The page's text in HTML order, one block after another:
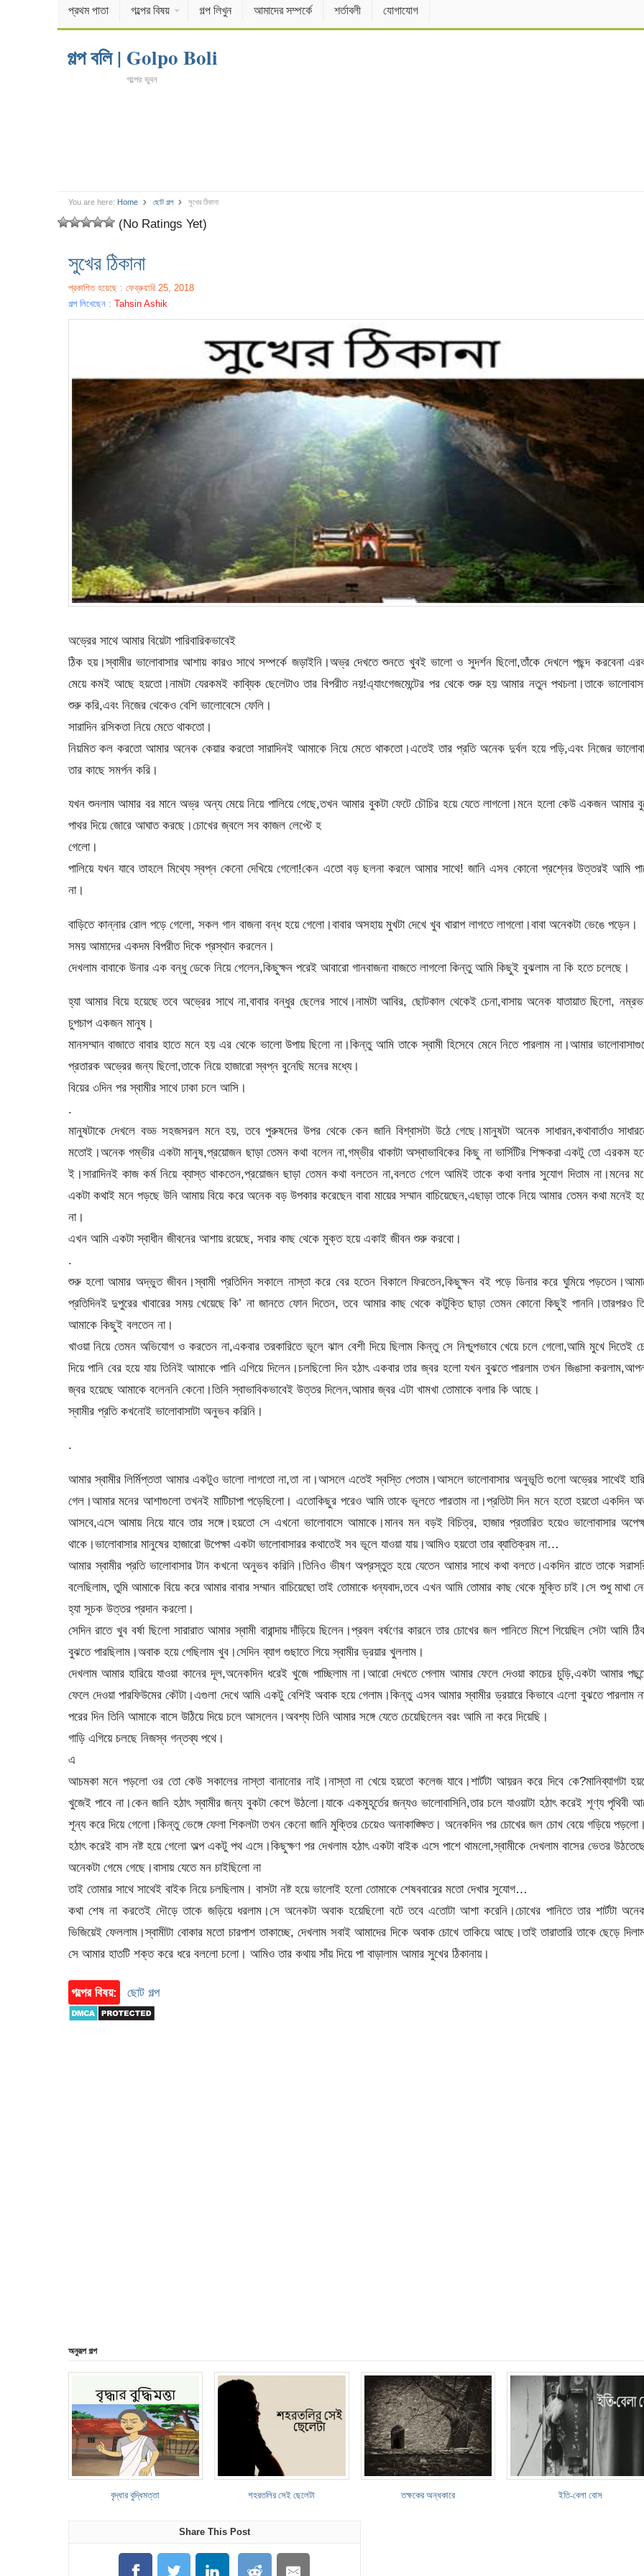
প্রথম পাতা গল্পের বিষয় গল্প লিখুন আমাদের সম্পর্কে শর্তাবলী যোগাযোগ
গল্প বলি | Golpo Boli
গল্পের ভুবন
You are here: Home ছোট গল্প সুখের ঠিকানা
(No Ratings Yet)
সুখের ঠিকানা
প্রকাশিত হয়েছে : ফেব্রুয়ারি 25, 2018
গল্প লিখেছেন : Tahsin Ashik
অভ্রের সাথে আমার বিয়েটা পারিবারিকভাবেই
ঠিক হয়।স্বামীর ভালোবাসার আশায় কারও সাথে সম্পর্কে জড়াইনি।অভ্র দেখতে শুনতে খুবই ভালো ও সুদর্শন ছিলো,তাঁকে দেখলে পছন্দ করবেনা
মেয়ে কমই আছে হয়তো।নামটা যেরকমই কাব্যিক ছেলেটাও তার বিপরীত নয়!এ্যাংগেজমেন্টের পর থেকে শুরু হয় আমার নতুন পথচলা।তাকে
শুরু করি,এবং নিজের থেকেও বেশি ভালোবেসে ফেলি।
সারাদিন রসিকতা নিয়ে মেতে থাকতো।
নিয়মিত কল করতো আমার অনেক কেয়ার করতো সারাদিনই আমাকে নিয়ে মেতে থাকতো।এতেই তার প্রতি অনেক দুর্বল হয়ে পড়ি,এবং নিজের
তার কাছে সমর্পন করি।
যখন শুনলাম আমার বর মানে অভ্র অন্য মেয়ে নিয়ে পালিয়ে গেছে,তখন আমার বুকটা ফেটে চৌচির হয়ে যেতে লাগলো।মনে হলো কেউ একজন আমার
পাথর দিয়ে জোরে আঘাত করছে।চোখের জ্বলে সব কাজল লেপ্টে হ
গেলো।
পালিয়ে যখন যাবে তাহলে মিথ্যে স্বপ্ন কেনো দেখিয়ে গেলো!কেন এতো বড় ছলনা করলে আমার সাথে! জানি এসব কোনো প্রশ্নের উত্তরই আমি
না।
বাড়িতে কান্নার রোল পড়ে গেলো, সকল গান বাজনা বন্ধ হয়ে গেলো।বাবার অসহায় মুখটা দেখে খুব খারাপ লাগতে লাগলো।বাবা অনেকটা ভেঙে পড়েন।
সময় আমাদের একদম বিপরীত দিকে প্রস্থান করলেন।
দেখলাম বাবাকে উনার এক বন্ধু ডেকে নিয়ে গেলেন,কিছুক্ষন পরেই আবারো গানবাজনা বাজতে লাগলো কিন্তু আমি কিছুই বুঝলাম না কি হতে চলেছে।
হ্যা আমার বিয়ে হয়েছে তবে অভ্রের সাথে না,বাবার বন্ধুর ছেলের সাথে।নামটা আবির, ছোটকাল থেকেই চেনা,বাসায় অনেক যাতায়াত ছিলো,
চুপচাপ একজন মানুষ।
মানসম্মান বাজাতে বাবার হাতে মনে হয় এর থেকে ভালো উপায় ছিলো না।কিন্তু আমি তাকে স্বামী হিসেবে মেনে নিতে পারলাম না।আমার
প্রতারক অভ্রের জন্য ছিলো,তাকে নিয়ে হাজারো স্বপ্ন বুনেছি মনের মধ্যে।
বিয়ের ৩দিন পর স্বামীর সাথে ঢাকা চলে আসি।
.
মানুষটাকে দেখলে বড্ড সহজসরল মনে হয়, তবে পুরুষদের উপর থেকে কেন জানি বিশ্বাসটা উঠে গেছে।মানুষটা অনেক সাধারন,কথাবার্তাও
মতোই।অনেক গম্ভীর একটা মানুষ,প্রয়োজন ছাড়া তেমন কথা বলেন না,গম্ভীর থাকাটা অস্বাভাবিকের কিছু না ভার্সিটির শিক্ষকরা একটু তো এরকম
ই।সারাদিনই কাজ কর্ম নিয়ে ব্যাস্ত থাকতেন,প্রয়োজন ছাড়া তেমন কথা বলতেন না,বলতে গেলে আমিই তাকে কথা বলার সুযোগ দিতাম না।মনের
একটা কথাই মনে পড়ছে উনি আমায় বিয়ে করে অনেক বড় উপকার করেছেন বাবা মায়ের সম্মান বাচিয়েছেন,এছাড়া তাকে নিয়ে আমার তেমন কথা মনেই
না।
এখন আমি একটা স্বাধীন জীবনের আশায় রয়েছে, সবার কাছ থেকে মুক্ত হয়ে একাই জীবন শুরু করবো।
.
শুরু হলো আমার অদ্ভুত জীবন।স্বামী প্রতিদিন সকালে নাস্তা করে বের হতেন বিকালে ফিরতেন,কিছুক্ষন বই পড়ে ডিনার করে ঘুমিয়ে
প্রতিদিনই দুপুরের খাবারের সময় খেয়েছে কি’ না জানতে ফোন দিতেন, তবে আমার কাছ থেকে কটুক্তি ছাড়া তেমন কোনো কিছুই পাননি।তারপরও
আমাকে কিছুই বলতেন না।
খাওয়া নিয়ে তেমন অভিযোগ ও করতেন না,একবার তরকারিতে ভূলে ঝাল বেশী দিয়ে ছিলাম কিন্তু সে নিশ্চুপভাবে খেয়ে চলে গেলো,আমি মুখে দিতেই
দিয়ে পানি বের হয়ে যায় তিনিই আমাকে পানি এগিয়ে দিলেন।চলছিলো দিন হঠাৎ একবার তার জ্বর হলো যখন বুঝতে পারলাম তখন জিঙাসা
জ্বর হয়েছে আমাকে বলেননি কেনো।তিনি স্বাভাবিকভাবেই উত্তর দিলেন,আমার জ্বর এটা খামখা তোমাকে বলার কি আছে।
স্বামীর প্রতি কখনোই ভালোবাসাটা অনুভব করিনি।
.
আমার স্বামীর লির্মিপ্ততা আমার একটুও ভালো লাগতো না,তা না।আসলে এতেই স্বস্তি পেতাম।আসলে ভালোবাসার অনুভূতি গুলো অভ্রের সাথেই
গেল।আমার মনের আশাগুলো তখনই মাটিচাপা পড়েছিলো। এতোকিছুর পরেও আমি তাকে ভূলতে পারতাম না।প্রতিটা দিন মনে হতো হয়তো একদিন
আসবে,এসে আমায় নিয়ে যাবে তার সঙ্গে।হয়তো সে এখনো ভালোবাসে আমাকে।মানব মন বড়ই বিচিত্র, হাজার প্রতারিত হয়েও ভালোবাসার
থাকে।ভালোবাসার মানুষের হাজারো উপেক্ষা একটা ভালোবাসারর কথাতেই সব ভূলে যাওয়া যায়।আমিও হয়তো তার ব্যাতিক্রম না…
আমার স্বামীর প্রতি ভালোবাসার টান কখনো অনুভব করিনি।তিনিও ভীষণ অপ্রস্তুত হয়ে যেতেন আমার সাথে কথা বলতে।একদিন রাতে তাকে
বলেছিলাম, তুমি আমাকে বিয়ে করে আমার বাবার সম্মান বাচিয়েছো তাই তোমাকে ধন্যবাদ,তবে এখন আমি তোমার কাছ থেকে মুক্তি চাই।সে শুধু মাথা
হ্যা সূচক উত্তর প্রদান করলো।
সেদিন রাতে খুব বর্ষা ছিলো সারারাত আমার স্বামী বারান্দায় দাঁড়িয়ে ছিলেন।প্রবল বর্ষণের কারনে তার চোখের জল পানিতে মিশে গিয়েছিল সেটা আমি
বুঝতে পারছিলাম।অবাক হয়ে গেছিলাম খুব।সেদিন ব্যাগ গুছাতে গিয়ে স্বামীর ড্রয়ার খুললাম।
দেখলাম আমার হারিয়ে যাওয়া কানের দূল,অনেকদিন ধরেই খুজে পাচ্ছিলাম না।আরো দেখতে পেলাম আমার ফেলে দেওয়া কাচের চুড়ি,একটা আমার
ফেলে দেওয়া পারফিউমের কৌটা।এগুলা দেখে আমি একটু বেশিই অবাক হয়ে গেলাম।কিন্তু এসব আমার স্বামীর ড্রয়ারে কিভাবে এলো বুঝতে পারলাম
পরের দিন তিনি আমাকে বাসে উঠিয়ে দিয়ে চলে আসলেন।অবশ্য তিনি আমার সঙ্গে যেতে চেয়েছিলেন বরং আমি না করে দিয়েছি।
গাড়ি এগিয়ে চলছে নিজস্ব গন্তব্য পথে।
এ
আচমকা মনে পড়লো ওর তো কেউ সকালের নাস্তা বানানোর নাই।নাস্তা না খেয়ে হয়তো কলেজ যাবে।শার্টটা আয়রন করে দিবে কে?মানিব্যাগটা
খুজেই পাবে না।কেন জানি হঠাৎ স্বামীর জন্য বুকটা কেপে উঠলো।যাকে একমুহূর্তের জন্যও ভালোবাসিনি,তার চলে যাওয়াটা হঠাৎ করেই শূণ্য পৃথিবী
শূন্য করে দিয়ে গেলো।কিন্তু ভেঙ্গে ফেলা শিকলটা তখন কেনো জানি মুক্তির চেয়েও অনাকাঙ্ক্ষিত। অনেকদিন পর চোখের জল চোখ বেয়ে গড়িয়ে পড়লো।
হঠাৎ করেই বাস নষ্ট হয়ে গেলো অল্প একটু পথ এসে।কিছুক্ষণ পর দেখলাম হঠাৎ একটা বাইক এসে পাশে থামলো,স্বামীকে দেখলাম বাসের ভেতর
অনেকটা গেমে গেছে।বাসায় যেতে মন চাইছিলো না
তাই তোমার সাথে সাথেই বাইক নিয়ে চলছিলাম। বাসটা নষ্ট হয়ে ভালোই হলো তোমাকে শেষববারের মতো দেখার সুযোগ…
কথা শেষ না করতেই দৌড়ে তাকে জড়িয়ে ধরলাম।সে অনেকটা অবাক হয়েছিলো বটে তবে এতোটা আশা করেনি।চোখের পানিতে তার শার্টটা
ভিজিয়েই ফেললাম।স্বামীটা বোকার মতো চারপাশ তাকাচ্ছে, দেখলাম সবাই আমাদের দিকে অবাক চোখে তাকিয়ে আছে।তাই তারাতারি তাকে ছেড়ে
সে আমার হাতটি শক্ত করে ধরে বললো চলো। আমিও তার কথায় সাঁয় দিয়ে পা বাড়ালাম আমার সুখের ঠিকানায়।
গল্পের বিষয়: ছোট গল্প
অনুরূপ গল্প
বৃদ্ধার বুদ্ধিমত্তা শহরতলির সেই ছেলেটা তক্ষকের অন্ধকারে ইতি-বেলা বোস
Share This Post